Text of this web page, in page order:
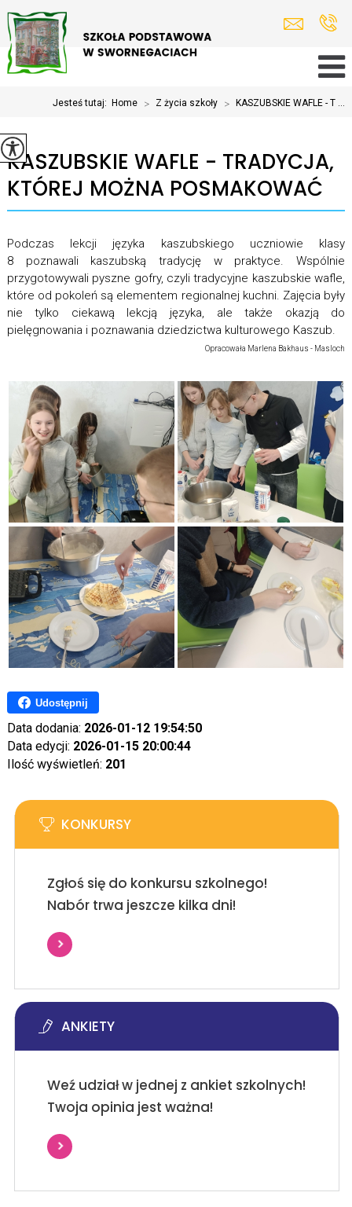
Jesteś tutaj: Home > Z życia szkoły > KASZUBSKIE WAFLE - T ...
KASZUBSKIE WAFLE - TRADYCJA,
KTÓREJ MOŻNA POSMAKOWAĆ
Podczas lekcji języka kaszubskiego uczniowie klasy
8 poznawali kaszubską tradycję w praktyce. Wspólnie
przygotowywali pyszne gofry, czyli tradycyjne kaszubskie wafle,
które od pokoleń są elementem regionalnej kuchni. Zajęcia były
nie tylko ciekawą lekcją języka, ale także okazją do
pielęgnowania i poznawania dziedzictwa kulturowego Kaszub.
Opracowała Marlena Bakhaus - Masloch
Udostępnij
Data dodania: 2026-01-12 19:54:50
Data edycji: 2026-01-15 20:00:44
Ilość wyświetleń: 201
KONKURSY
Zgłoś się do konkursu szkolnego!
Nabór trwa jeszcze kilka dni!
ANKIETY
Weź udział w jednej z ankiet szkolnych!
Twoja opinia jest ważna!